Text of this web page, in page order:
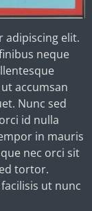
adipiscing elit.
neque
accumsan
Nunc sed
id nulla
in mauris
nec orci sit
tortor.
ut nunc